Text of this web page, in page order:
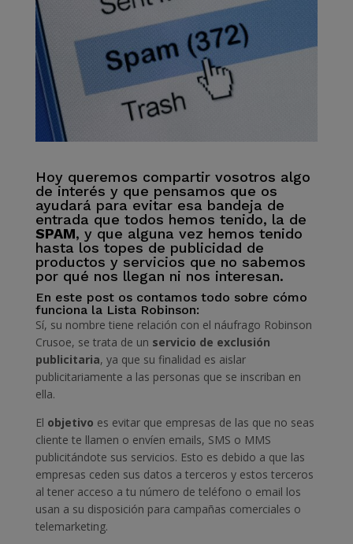
Hoy queremos compartir vosotros algo
de interés y que pensamos que os
ayudará para evitar esa bandeja de
entrada que todos hemos tenido, la de
SPAM, y que alguna vez hemos tenido
hasta los topes de publicidad de
productos y servicios que no sabemos
por qué nos llegan ni nos interesan.
En este post os contamos todo sobre cómo
funciona la Lista Robinson:
Sí, su nombre tiene relación con el náufrago Robinson
Crusoe, se trata de un servicio de exclusión
publicitaria, ya que su finalidad es aislar
publicitariamente a las personas que se inscriban en
ella.
El objetivo es evitar que empresas de las que no seas
cliente te llamen o envíen emails, SMS o MMS
publicitándote sus servicios. Esto es debido a que las
empresas ceden sus datos a terceros y estos terceros
al tener acceso a tu número de teléfono o email los
usan a su disposición para campañas comerciales o
telemarketing.